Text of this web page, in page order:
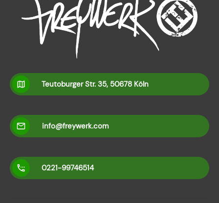
Teutoburger Str. 35, 50678 Köln
info@freywerk.com
0221-99746514